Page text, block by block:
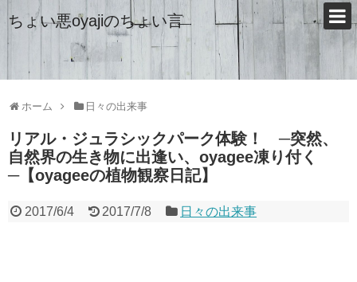
ちょい悪oyajiのちょい言
ホーム 日々の出来事
リアル・ジュラシックパーク体験！ ─突然、
自然界の生き物に出逢い、oyagee凍り付く
─【oyageeの植物観察日記】
2017/6/4 2017/7/8 日々の出来事